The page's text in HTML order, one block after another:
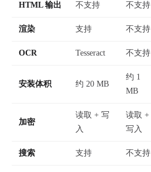
HTML 输出 不支持 不支持
渲染 支持 不支持
OCR Tesseract 不支持
安装体积 约 20 MB
约 1
MB
加密
读取 + 写
入
读取 +
写入
搜索 支持 不支持